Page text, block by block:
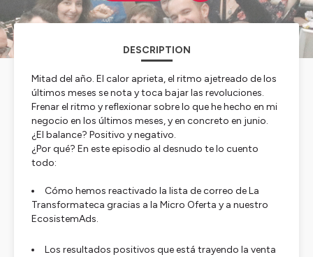
DESCRIPTION
Mitad del año. El calor aprieta, el ritmo ajetreado de los
últimos meses se nota y toca bajar las revoluciones.
Frenar el ritmo y reflexionar sobre lo que he hecho en mi
negocio en los últimos meses, y en concreto en junio.
¿El balance? Positivo y negativo.
¿Por qué? En este episodio al desnudo te lo cuento
todo:
Cómo hemos reactivado la lista de correo de La
Transformateca gracias a la Micro Oferta y a nuestro
EcosistemAds.
Los resultados positivos que está trayendo la venta